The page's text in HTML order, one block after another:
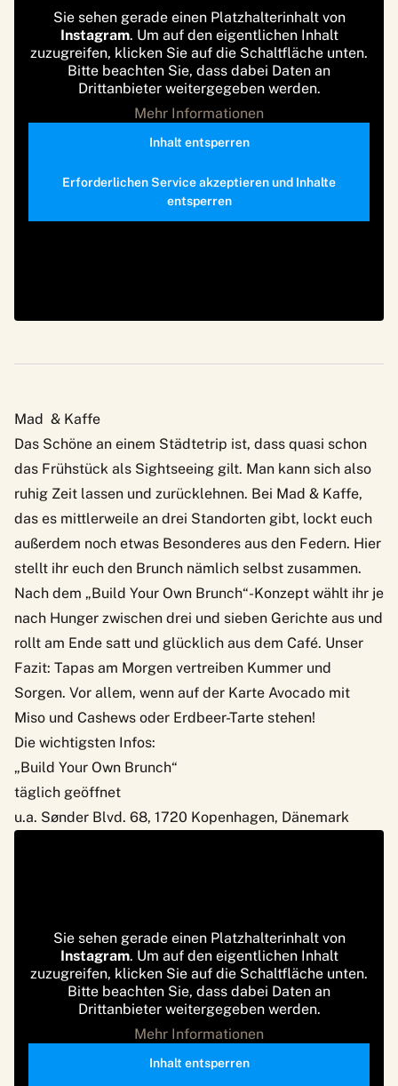
Sie sehen gerade einen Platzhalterinhalt von
Instagram. Um auf den eigentlichen Inhalt
zuzugreifen, klicken Sie auf die Schaltfläche unten.
Bitte beachten Sie, dass dabei Daten an
Drittanbieter weitergegeben werden.
Mehr Informationen
Inhalt entsperren
Erforderlichen Service akzeptieren und Inhalte
entsperren
Mad & Kaffe
Das Schöne an einem Städtetrip ist, dass quasi schon
das Frühstück als Sightseeing gilt. Man kann sich also
ruhig Zeit lassen und zurücklehnen. Bei Mad & Kaffe,
das es mittlerweile an drei Standorten gibt, lockt euch
außerdem noch etwas Besonderes aus den Federn. Hier
stellt ihr euch den Brunch nämlich selbst zusammen.
Nach dem „Build Your Own Brunch“-Konzept wählt ihr je
nach Hunger zwischen drei und sieben Gerichte aus und
rollt am Ende satt und glücklich aus dem Café. Unser
Fazit: Tapas am Morgen vertreiben Kummer und
Sorgen. Vor allem, wenn auf der Karte Avocado mit
Miso und Cashews oder Erdbeer-Tarte stehen!
Die wichtigsten Infos:
„Build Your Own Brunch“
täglich geöffnet
u.a. Sønder Blvd. 68, 1720 Kopenhagen, Dänemark
Sie sehen gerade einen Platzhalterinhalt von
Instagram. Um auf den eigentlichen Inhalt
zuzugreifen, klicken Sie auf die Schaltfläche unten.
Bitte beachten Sie, dass dabei Daten an
Drittanbieter weitergegeben werden.
Mehr Informationen
Inhalt entsperren